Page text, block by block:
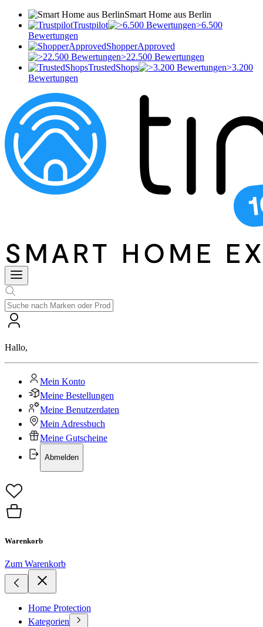
Smart Home aus Berlin
Trustpilot
>6.500
Bewertungen
ShopperApproved
>22.500 Bewertungen
TrustedShops
>3.200
Bewertungen
Hallo,
Mein Konto
Meine Bestellungen
Meine Benutzerdaten
Mein Adressbuch
Meine Gutscheine
Abmelden
Warenkorb
Zum Warenkorb
Home Protection
Kategorien